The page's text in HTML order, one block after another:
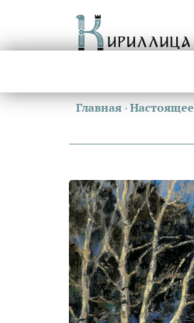
Главная ›Настоящее